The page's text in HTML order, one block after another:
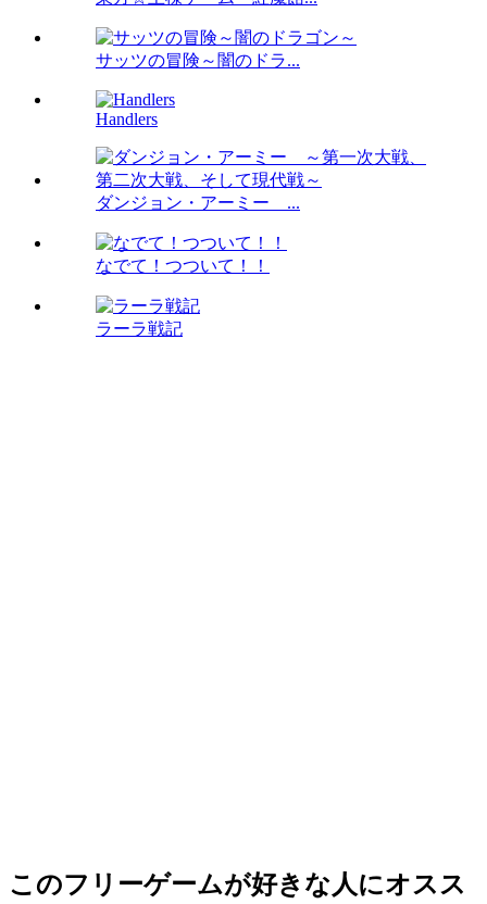
サッツの冒険～闇のドラ...
Handlers
ダンジョン・アーミー ...
なでて！つついて！！
ラーラ戦記
このフリーゲームが好きな人にオスス